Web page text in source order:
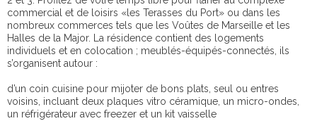
commercial et de loisirs «les Terasses du Port» ou dans les
nombreux commerces tels que les Voûtes de Marseille et les
Halles de la Major. La résidence contient des logements
individuels et en colocation ; meublés-équipés-connectés, ils
s’organisent autour :
d’un coin cuisine pour mijoter de bons plats, seul ou entres
voisins, incluant deux plaques vitro céramique, un micro-ondes,
un réfrigérateur avec freezer et un kit vaisselle